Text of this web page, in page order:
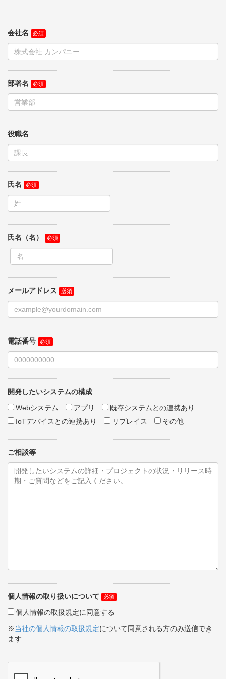
会社名
部署名
役職名
氏名
氏名（名）
メールアドレス
電話番号
開発したいシステムの構成
Webシステム
アプリ
既存システムとの連携あり
IoTデバイスとの連携あり
リプレイス その他
ご相談等
個人情報の取り扱いについて
個人情報の取扱規定に同意する
※当社の個人情報の取扱規定について同意される方のみ送信でき
ます